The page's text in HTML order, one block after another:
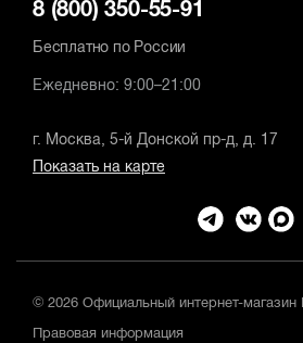
8 (800) 350-55-91
Бесплатно по России
Ежедневно: 9:00–21:00
г. Москва, 5-й Донской пр-д, д. 17
Показать на карте
© 2026 Официальный интернет-магазин
Правовая информация